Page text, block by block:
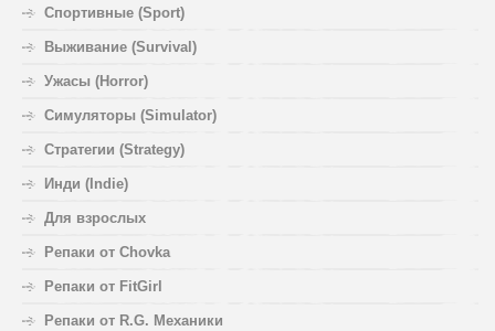
Спортивные (Sport)
Выживание (Survival)
Ужасы (Horror)
Симуляторы (Simulator)
Стратегии (Strategy)
Инди (Indie)
Для взрослых
Репаки от Chovka
Репаки от FitGirl
Репаки от R.G. Механики